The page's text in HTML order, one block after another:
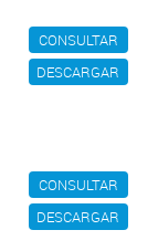
CONSULTAR
DESCARGAR
CONSULTAR
DESCARGAR